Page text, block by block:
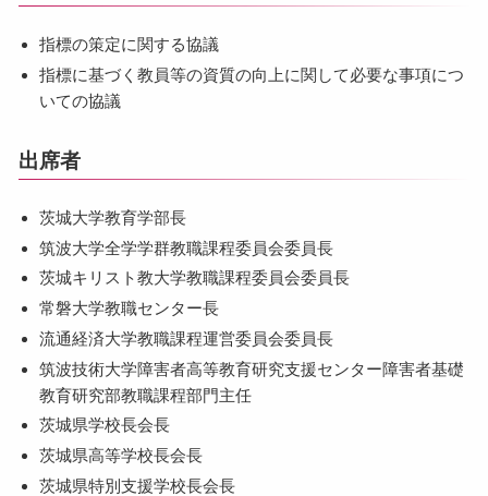
指標の策定に関する協議
指標に基づく教員等の資質の向上に関して必要な事項につ
いての協議
出席者
茨城大学教育学部長
筑波大学全学学群教職課程委員会委員長
茨城キリスト教大学教職課程委員会委員長
常磐大学教職センター長
流通経済大学教職課程運営委員会委員長
筑波技術大学障害者高等教育研究支援センター障害者基礎
教育研究部教職課程部門主任
茨城県学校長会長
茨城県高等学校長会長
茨城県特別支援学校長会長